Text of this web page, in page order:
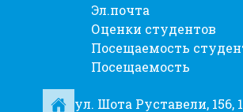
Эл.почта
Оценки студентов
Посещаемость
Посещаемость
ул. Шота Руставели, 156,